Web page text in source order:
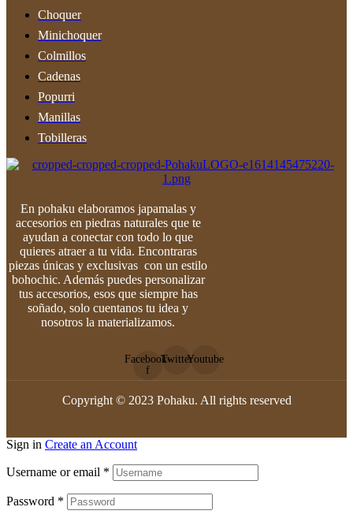
Choquer
Minichoquer
Colmillos
Cadenas
Popurri
Manillas
Tobilleras
En pohaku elaboramos japamalas y
accesorios en piedras naturales que te
ayudan a conectar con todo lo que
quieres atraer a tu vida. Encontraras
piezas únicas y exclusivas con un estilo
bohochic. Además puedes personalizar
tus accesorios, esos que siempre has
soñado, solo cuentanos tu idea y
nosotros la materializamos.
Facebook-
f
TwitterYoutube
Copyright © 2023 Pohaku. All rights reserved
Sign in Create an Account
Username or email *
Password *